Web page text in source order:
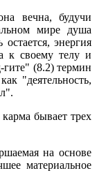
вечна, будучи
мире душа
энергия
к своему телу и
(8.2) термин
"деятельность,
бывает трех
на основе
материальное